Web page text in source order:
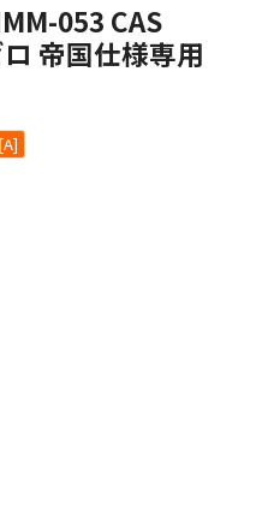
053 CAS
帝国仕様専用